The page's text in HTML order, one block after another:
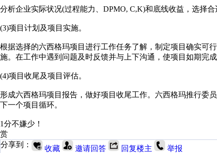
分析企业实际状况(过程能力、DPMO, C,K)和底线收益，选择
(3)项目计划及项目实施。
根据选择的六西格玛项目进行工作任务了解，制定项目确实可
施。在工作中遇到问题及时反馈并与上下沟通，使项目如期完
(4)项目收尾及项目评估。
形成六西格玛项目报告，做好项目收尾工作。六西格玛推行委
下一个项目循环。
1分不嫌少！
赏
分享到：
收藏 邀请回答 回复楼主 举报